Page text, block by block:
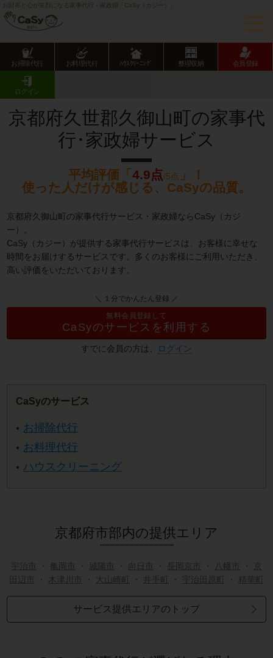
お財布と心が笑顔になる家事代行・家政婦「CaSy（カジー）」
お掃除代行 お料理代行 ﾊｳｽｸﾘｰﾆﾝｸﾞ 整理収納 会員登録
ログイン
CaSy TOP
久御山町の家事代行･家政婦サービス
京都府久世郡久御山町の家事代
行･家政婦サービス
平均評価「 4.9点/5点
」！
使った人だけが感じる、CaSyの品質。
京都府久御山町の家事代行サービス・家政婦ならCaSy（カジ
ー）。
CaSy（カジー）が提供する家事代行サービスは、お客様に幸せな
時間をお届けするサービスです。多くのお客様にご利用いただき、
高い評価をいただいております。
＼ １分でかんたん登録 ／
無料会員登録して
CaSyのサービスを利用する
すでに会員の方は、 ログイン
CaSyのサービス
お掃除代行
お料理代行
ハウスクリーニング
京都府市部内の提供エリア
宇治市 ・ 亀岡市 ・ 城陽市 ・ 向日市 ・ 長岡京市 ・ 八幡市 ・
京
田辺市
・ 木津川市 ・ 大山崎町 ・ 井手町 ・ 宇治田原町 ・ 精華町
サービス提供エリアのトップ